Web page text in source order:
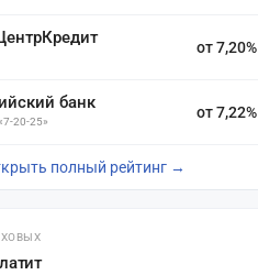
от 7,20%
банк
20-25»
от 7,22%
полный рейтинг →